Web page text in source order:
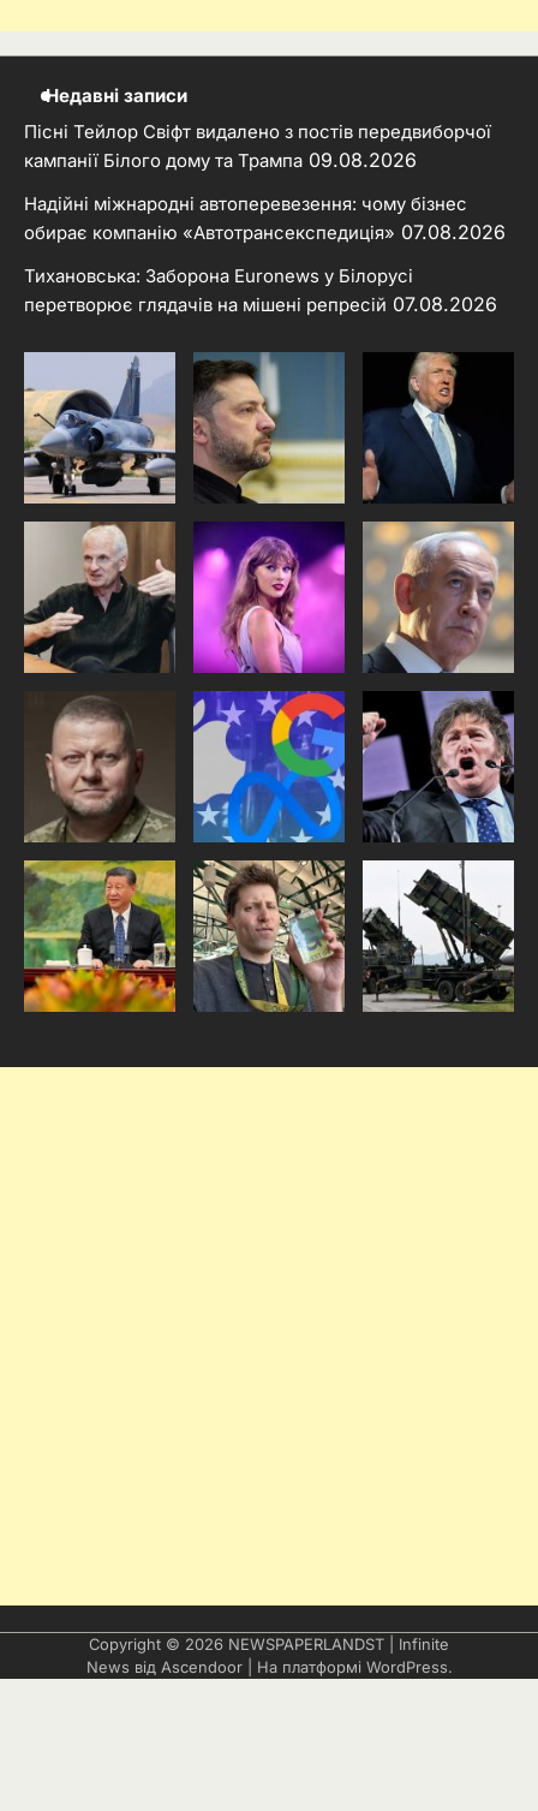
Недавні записи
Пісні Тейлор Свіфт видалено з постів передвиборчої
кампанії Білого дому та Трампа 09.08.2026
Надійні міжнародні автоперевезення: чому бізнес
обирає компанію «Автотрансекспедиція» 07.08.2026
Тихановська: Заборона Euronews у Білорусі
перетворює глядачів на мішені репресій 07.08.2026
Copyright © 2026 NEWSPAPERLANDST | Infinite
News від Ascendoor| На платформі WordPress.